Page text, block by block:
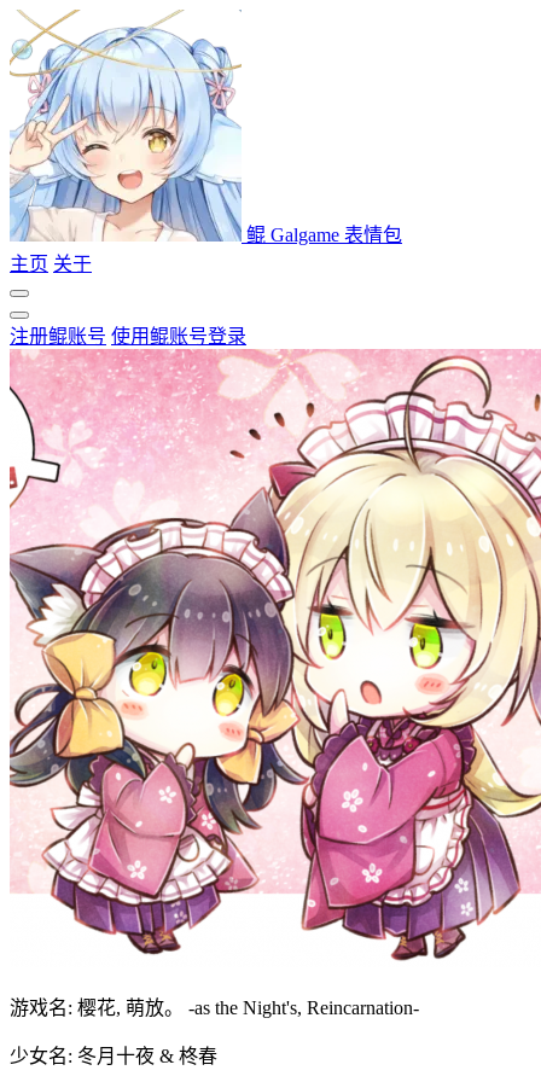
鲲 Galgame 表情包
主页 关于
注册鲲账号 使用鲲账号登录
游戏名: 樱花, 萌放。 -as the Night's, Reincarnation-
少女名: 冬月十夜 & 柊春